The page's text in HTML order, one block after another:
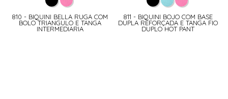
810 - BIQUINI BELLA RUGA COM
BOLO TRIANGULO E TANGA
INTERMEDIARIA
811 - BIQUINI BOJO COM BASE
DUPLA REFORÇADA E TANGA FIO
DUPLO HOT PANT